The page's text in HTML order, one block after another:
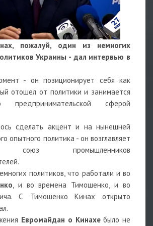
пожалуй, один из немногих
Украины - дал интервью в
- он позиционирует себя как
отошел от политики и занимается
предпринимательской сферой
сделать акцент и на нынешней
опытного политика - он возглавляет
союз промышленников
политиков, что работали и во
, и во времена Тимошенко, и во
С Тимошенко Кинах открыто
Евромайдан о Кинахебыло не